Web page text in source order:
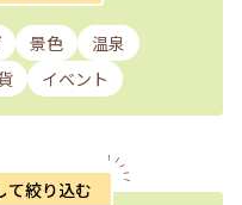
景色
温泉
イベント
て絞り込む